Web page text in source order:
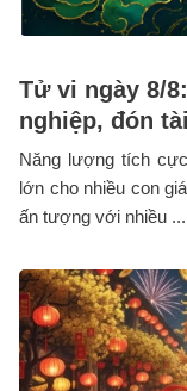
Tử vi ngày 8/
nghiệp, đón
Năng lượng tích
lớn cho nhiều con
ấn tượng với nhiều ...